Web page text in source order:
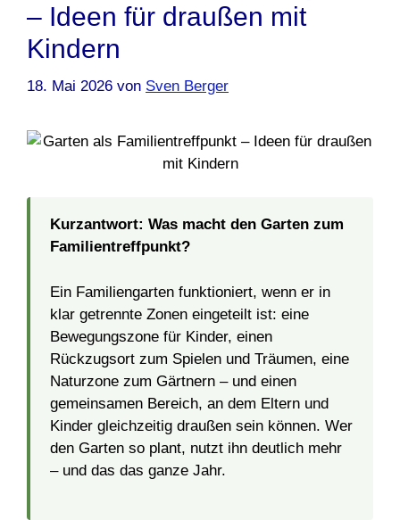
– Ideen für draußen mit
Kindern
18. Mai 2026 von Sven Berger
Kurzantwort: Was macht den Garten zum
Familientreffpunkt?
Ein Familiengarten funktioniert, wenn er in
klar getrennte Zonen eingeteilt ist: eine
Bewegungszone für Kinder, einen
Rückzugsort zum Spielen und Träumen, eine
Naturzone zum Gärtnern – und einen
gemeinsamen Bereich, an dem Eltern und
Kinder gleichzeitig draußen sein können. Wer
den Garten so plant, nutzt ihn deutlich mehr
– und das das ganze Jahr.